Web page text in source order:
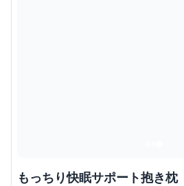
もっちり快眠サポート抱き枕